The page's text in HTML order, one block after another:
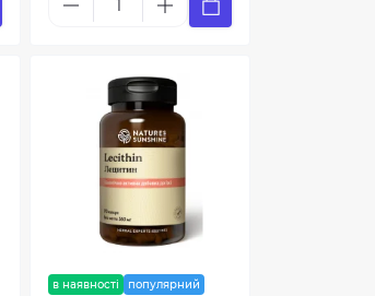
в наявності популярний